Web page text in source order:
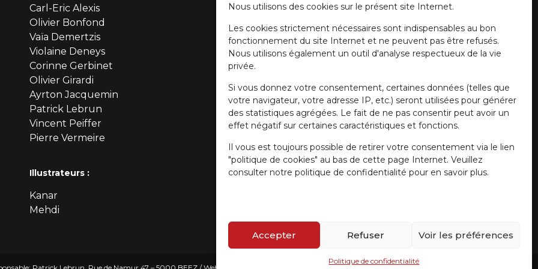
Nous utilisons des cookies sur le présent site Internet.
Les cookies strictement nécessaires sont indispensables au bon
fonctionnement du site Internet et ne peuvent pas être refusés.
Nous utilisons également un outil d'analyse respectueux de la vie
privée.
Si vous donnez votre consentement, certaines données (telles que
votre navigateur, votre adresse IP, etc.) seront utilisées pour générer
des statistiques agrégées. Le fait de ne pas consentir peut avoir un
effet négatif sur certaines caractéristiques et fonctions.
Il vous est toujours possible de retirer votre consentement via le lien
"politique de cookies" au bas de cette page Internet. Veuillez
consulter notre politique de confidentialité pour en savoir plus.
Accepter Refuser Voir les préférences
Politique de confidentialité
Carl-Eric Alexis
Olivier Bonfond
Vaïa Demertzis
Violaine Deneys
Corinne Gerbinet
Olivier Girardi
Ayrton Jacquemin
Patrick Lebrun
Vincent Peiffer
Pierre Vermeire
Illustrateurs :
Kanar
Mehdi